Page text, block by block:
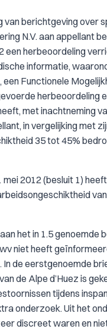
van berichtgeving over
N.V. aan appellant
een herbeoordeling
informatie,
een Functionele
herbeoordeling
met inachtneming
in vergelijking met
35 tot 45%
mei 2012 (besluit 1)
het in 1.5 genoemde
niet heeft
In de eerstgenoemde
de Alpe d’Huez is
tijdens
onderzoek. Uit het
discreet waren en